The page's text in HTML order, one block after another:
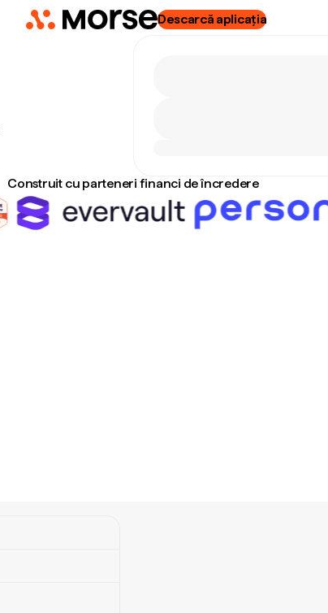
Descarcă aplicația
Construit cu parteneri financi de încredere